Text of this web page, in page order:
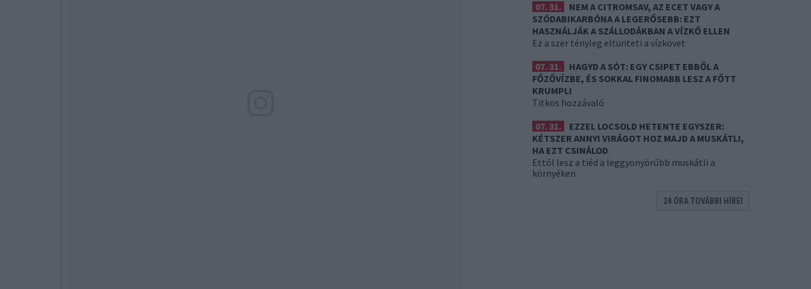
07. 31.
NEM A CITROMSAV, AZ ECET VAGY A
SZÓDABIKARBÓNA A LEGERŐSEBB: EZT
HASZNÁLJÁK A SZÁLLODÁKBAN A VÍZKŐ ELLEN
Ez a szer tényleg eltünteti a vízkövet
07. 31.
HAGYD A SÓT: EGY CSIPET EBBŐL A
FŐZŐVÍZBE, ÉS SOKKAL FINOMABB LESZ A FŐTT
KRUMPLI
Titkos hozzávaló
07. 31.
EZZEL LOCSOLD HETENTE EGYSZER:
KÉTSZER ANNYI VIRÁGOT HOZ MAJD A MUSKÁTLI,
HA EZT CSINÁLOD
Ettől lesz a tiéd a leggyönyörűbb muskátli a
környéken
24 ÓRA TOVÁBBI HÍREI